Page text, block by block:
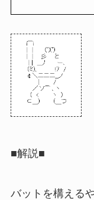
■解説■
バットを構える